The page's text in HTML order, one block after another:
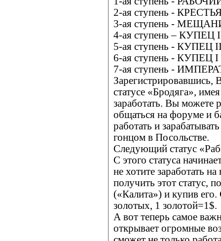
2-ая ступень -
3-ая ступень -
4-ая ступень –
5-ая ступень -
6-ая ступень - КУПЕЦ
7-ая ступень -
Зарегистрировавшись,
статусе «Бродяга»,
заработать. Вы можете
общаться на форуме и
работать и
гонцом в Посольстве.
Следующий статус
С этого статуса
не хотите заработать
получить этот статус,
(«Калита») и купив
золотых, 1 золотой=1$.
А вот теперь самое
открывает огромные